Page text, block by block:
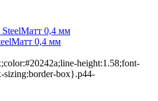
0,4 мм
height:1.58;font-
box}.p44-